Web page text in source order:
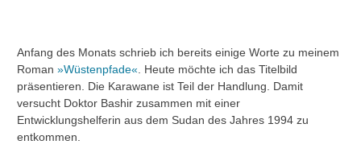
Anfang des Monats schrieb ich bereits einige Worte zu meinem
Roman »Wüstenpfade«. Heute möchte ich das Titelbild
präsentieren. Die Karawane ist Teil der Handlung. Damit
versucht Doktor Bashir zusammen mit einer
Entwicklungshelferin aus dem Sudan des Jahres 1994 zu
entkommen.